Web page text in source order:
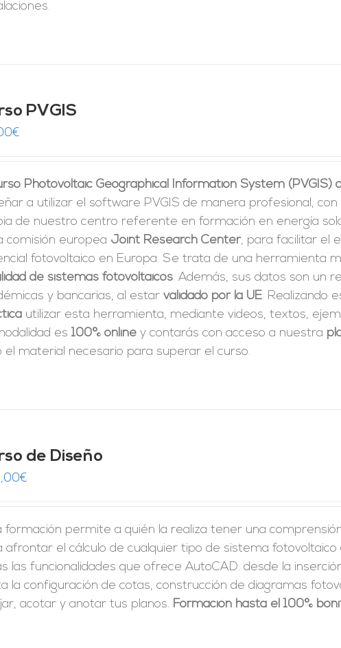
PVGIS
€
Photovoltaic Geographical Information System (PVGIS)
a utilizar el software PVGIS de manera profesional,
de nuestro centro referente en formación en energía
comisión europea Joint Research Center, para facilitar el
fotovoltaico en Europa. Se trata de una herramienta
de sistemas fotovoltaicos. Además, sus datos son un
y bancarias, al estarvalidado por la UE. Realizando
utilizar esta herramienta, mediante videos, textos,
es100% online y contarás con acceso a nuestra
el material necesario para superar el curso.
de Diseño
€
formación permite a quién la realiza tener una
afrontar el cálculo de cualquier tipo de sistema
las funcionalidades que ofrece AutoCAD: desde la
la configuración de cotas, construcción de diagramas
acotar y anotar tus planos. Formación hasta el 100%